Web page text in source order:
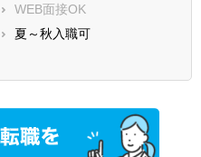
WEB面接OK
夏～秋入職可